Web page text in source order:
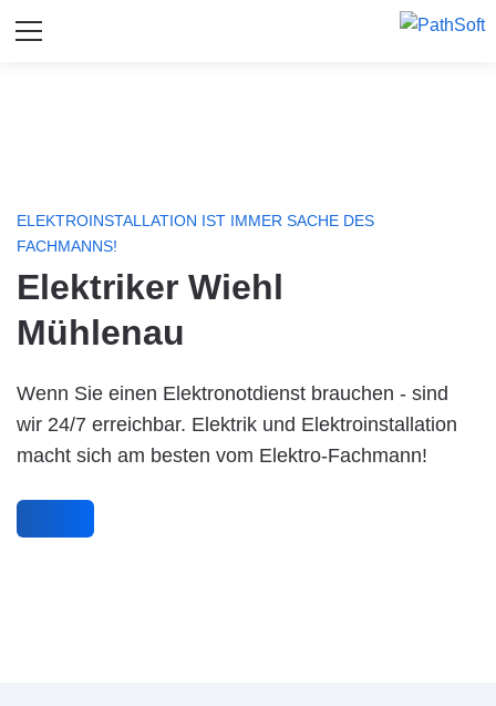
ELEKTROINSTALLATION IST IMMER SACHE DES
FACHMANNS!
Elektriker Wiehl
Mühlenau
Wenn Sie einen Elektronotdienst brauchen - sind
wir 24/7 erreichbar. Elektrik und Elektroinstallation
macht sich am besten vom Elektro-Fachmann!